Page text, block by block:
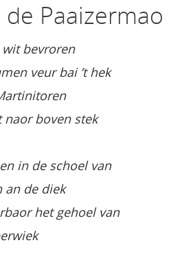
Paaizermao
bevroren
veur bai ’t hek
naor boven stek
in de schoel van
an de diek
het gehoel van